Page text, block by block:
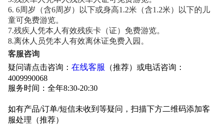
6. 6周岁（含6周岁）以下或身高1.2米（含1.2米）以下的儿
童可免费游览。
7.残疾人凭本人有效残疾卡（证）免费游览。
8.离休人员凭本人有效离休证免费入园。
客服咨询
疑问请点击咨询： 在线客服
（推荐）或电话咨询：
4009990068
服务时间：全年8:30-20:30
如有产品/订单/短信未收到等疑问，扫描下方二维码添加客
服处理（推荐）